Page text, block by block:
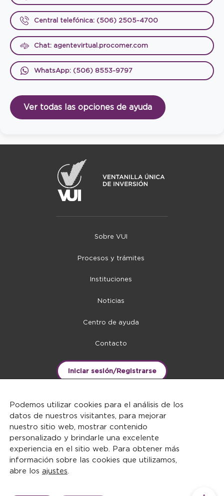
Central telefónica: (506) 2505-4700
Chat: agentevirtual.procomer.com
WhatsApp: (506) 8553-9797
Ver todas las opciones de ayuda
Sobre VUI
Procesos y trámites
Instituciones
Noticias
Centro de ayuda
Contacto
Iniciar sesión/Registrarse
DERECHOS RESERVADOS ©2026
Podemos utilizar cookies para el análisis de los
datos de nuestros visitantes, para mejorar
nuestro sitio web, mostrar contenido
personalizado y brindarle una excelente
experiencia en el sitio web. Para obtener más
información sobre las cookies que utilizamos,
abre los ajustes.